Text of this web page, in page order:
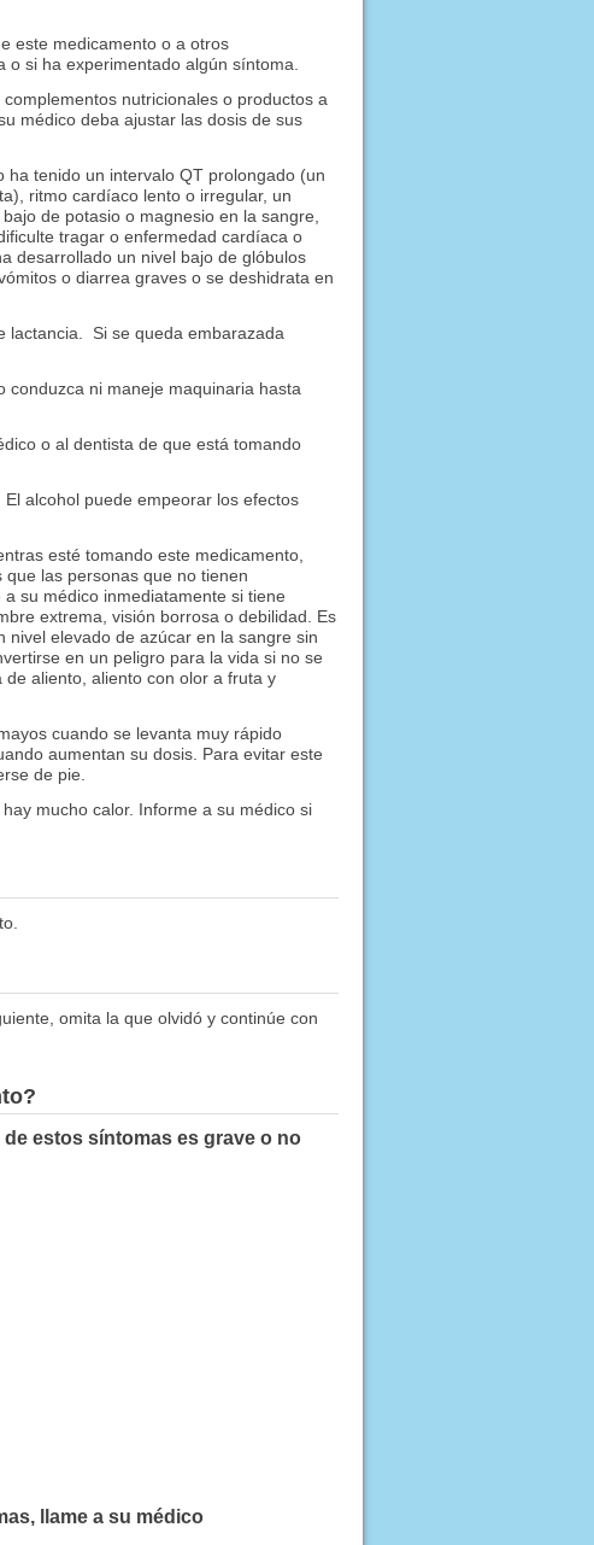
este medicamento o a otros
si ha experimentado algún síntoma.
nutricionales o productos a
médico deba ajustar las dosis de sus
tenido un intervalo QT prolongado (un
ritmo cardíaco lento o irregular, un
de potasio o magnesio en la sangre,
tragar o enfermedad cardíaca o
desarrollado un nivel bajo de glóbulos
o diarrea graves o se deshidrata en
lactancia. Si se queda embarazada
ni maneje maquinaria hasta
o al dentista de que está tomando
alcohol puede empeorar los efectos
esté tomando este medicamento,
las personas que no tienen
su médico inmediatamente si tiene
extrema, visión borrosa o debilidad. Es
elevado de azúcar en la sangre sin
en un peligro para la vida si no se
aliento, aliento con olor a fruta y
cuando se levanta muy rápido
aumentan su dosis. Para evitar este
de pie.
mucho calor. Informe a su médico si
omita la que olvidó y continúe con
estos síntomas es grave o no
llame a su médico